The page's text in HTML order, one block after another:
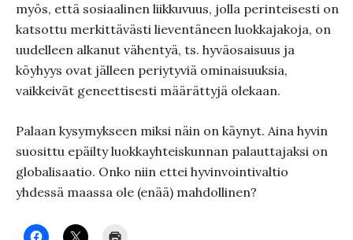
myös, että sosiaalinen liikkuvuus, jolla perinteisesti on
katsottu merkittävästi lieventäneen luokkajakoja, on
uudelleen alkanut vähentyä, ts. hyväosaisuus ja
köyhyys ovat jälleen periytyviä ominaisuuksia,
vaikkeivät geneettisesti määrättyjä olekaan.
Palaan kysymykseen miksi näin on käynyt. Aina hyvin
suosittu epäilty luokkayhteiskunnan palauttajaksi on
globalisaatio. Onko niin ettei hyvinvointivaltio
yhdessä maassa ole (enää) mahdollinen?